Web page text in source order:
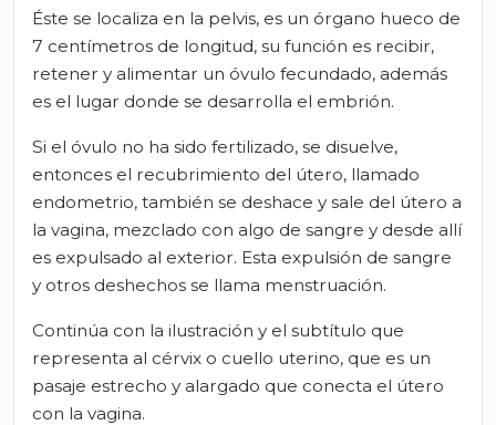
Éste se localiza en la pelvis, es un órgano hueco de
7 centímetros de longitud, su función es recibir,
retener y alimentar un óvulo fecundado, además
es el lugar donde se desarrolla el embrión.
Si el óvulo no ha sido fertilizado, se disuelve,
entonces el recubrimiento del útero, llamado
endometrio, también se deshace y sale del útero a
la vagina, mezclado con algo de sangre y desde allí
es expulsado al exterior. Esta expulsión de sangre
y otros deshechos se llama menstruación.
Continúa con la ilustración y el subtítulo que
representa al cérvix o cuello uterino, que es un
pasaje estrecho y alargado que conecta el útero
con la vagina.